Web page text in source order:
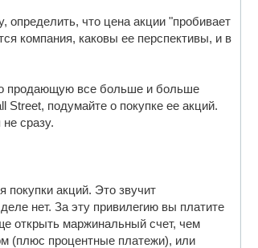
определить, что цена акции "пробивает
компания, каковы ее перспективы, и в
продающую все больше и больше
подумайте о покупке ее акций.
сразу.
покупки акций. Это звучит
нет. За эту привилегию вы платите
открыть маржинальный счет, чем
(плюс процентные платежи), или